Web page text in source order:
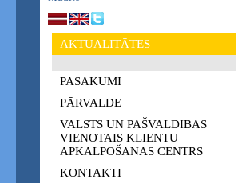
AKTUALITĀTES
PASĀKUMI
PĀRVALDE
VALSTS UN PAŠVALDĪBAS
VIENOTAIS KLIENTU
APKALPOŠANAS CENTRS
KONTAKTI